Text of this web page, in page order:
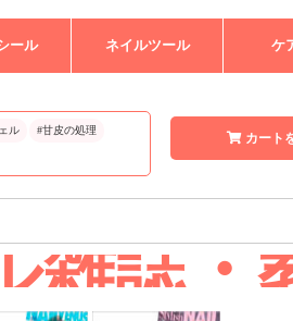
ール ネイルツール ケ
ル #甘皮の処理
カート
雑誌・